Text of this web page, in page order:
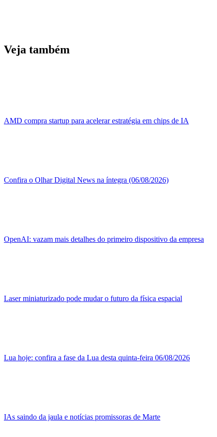
Veja também
AMD compra startup para acelerar estratégia em chips de IA
Confira o Olhar Digital News na íntegra (06/08/2026)
OpenAI: vazam mais detalhes do primeiro dispositivo da empresa
Laser miniaturizado pode mudar o futuro da física espacial
Lua hoje: confira a fase da Lua desta quinta-feira 06/08/2026
IAs saindo da jaula e notícias promissoras de Marte